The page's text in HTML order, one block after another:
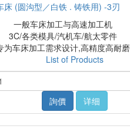
床 (圆沟型／白铁 . 铸铁用) -3刃
一般车床加工与高速加工机
3C/各类模具/汽机车/航太零件
为车床加工需求设计,高精度高耐磨
List of Products
詢價
详细